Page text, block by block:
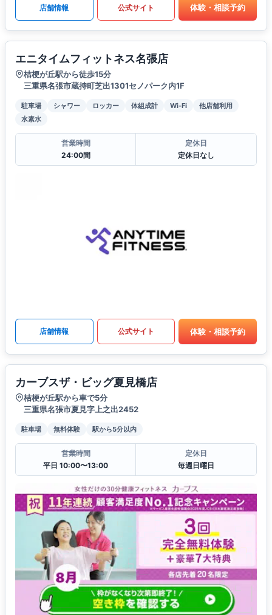
店舗情報 公式サイト 体験・相談予約
エニタイムフィットネス名張店
桔梗が丘駅から徒歩15分
三重県名張市蔵持町芝出1301セノパーク内1F
駐車場 シャワー ロッカー 体組成計 Wi-Fi
他店舗利用
水素水
営業時間
24:00間
定休日
定休日なし
店舗情報 公式サイト 体験・相談予約
カーブスザ・ビッグ夏見橋店
桔梗が丘駅から車で5分
三重県名張市夏見字上之出2452
駐車場 無料体験 駅から5分以内
営業時間
平日 10:00〜13:00
定休日
毎週日曜日